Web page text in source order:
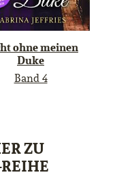
ohne meinen
Duke
Band 4
ZU